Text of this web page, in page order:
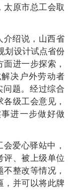
太原市总工会取
介绍说，山西省
划设计试点省份
进一步探索，
决户外劳动者
问题。经过综合
级工会意见，
进一步做好做
爱心驿站中，
评、被上级单位
整改等情况，
，并可以将此牌